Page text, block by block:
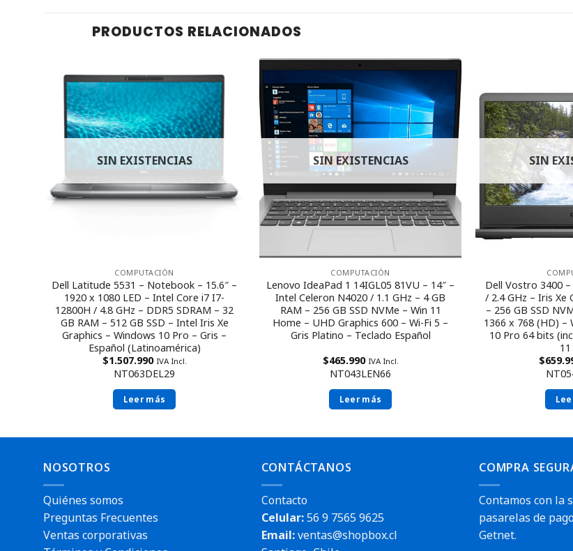
PRODUCTOS RELACIONADOS
SIN EXISTENCIAS
COMPUTACIÓN
Dell Latitude 5531 – Notebook – 15.6″ –
1920 x 1080 LED – Intel Core i7 I7-
12800H / 4.8 GHz – DDR5 SDRAM – 32
GB RAM – 512 GB SSD – Intel Iris Xe
Graphics – Windows 10 Pro – Gris –
Español (Latinoamérica)
$1.507.990 IVA Incl.
NT063DEL29
Leer más
SIN EXISTENCIAS
COMPUTACIÓN
Lenovo IdeaPad 1 14IGL05 81VU – 14″ –
Intel Celeron N4020 / 1.1 GHz – 4 GB
RAM – 256 GB SSD NVMe – Win 11
Home – UHD Graphics 600 – Wi-Fi 5 –
Gris Platino – Teclado Español
$465.990 IVA Incl.
NT043LEN66
Leer más
SIN
Dell Vostro 3400
/ 2.4 GHz – Iris Xe
– 256 GB SSD
1366 x 768 (HD) –
10 Pro 64 bits
$
NOSOTROS
Quiénes somos
Preguntas Frecuentes
Ventas corporativas
CONTÁCTANOS
Contacto
Celular:56 9 7565 9625
Email:ventas@shopbox.cl
COMPRA
Contamos con la
pasarelas de
Getnet.